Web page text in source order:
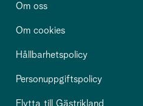
Om oss
Om cookies
Hållbarhetspolicy
Personuppgiftspolicy
Flytta till Gästrikland